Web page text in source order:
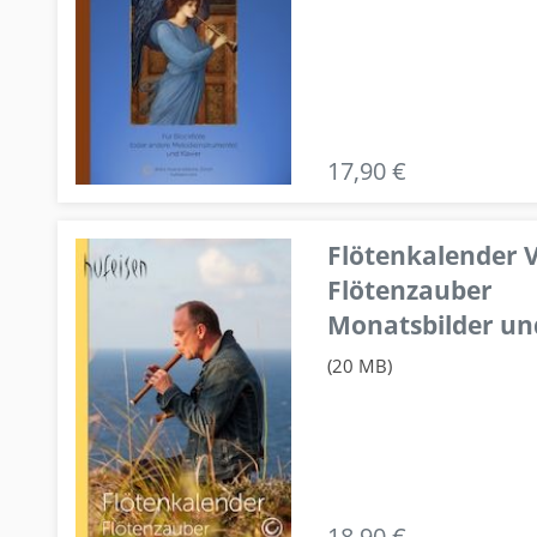
17,90 €
Flötenkalender
Flötenzauber
Monatsbilder
(20 MB)